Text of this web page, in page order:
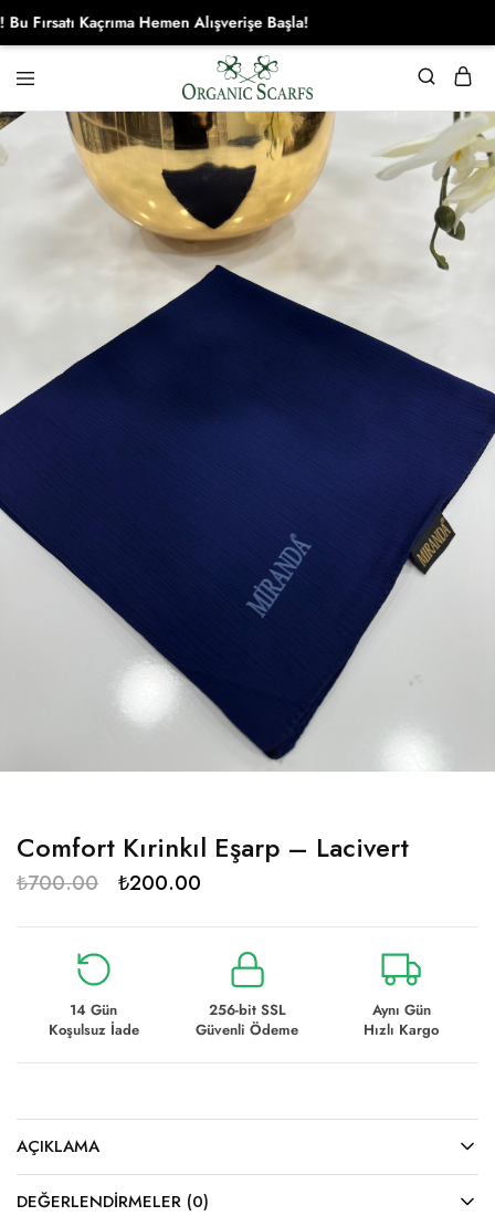
Organikscarf
Comfort Kırinkıl Eşarp – Lacivert
₺700.00 ₺200.00
14 Gün
Koşulsuz İade
256-bit SSL
Güvenli Ödeme
Aynı Gün
Hızlı Kargo
AÇIKLAMA
DEĞERLENDIRMELER (0)
Kaçrıma Hemen Alışverişe Başla!